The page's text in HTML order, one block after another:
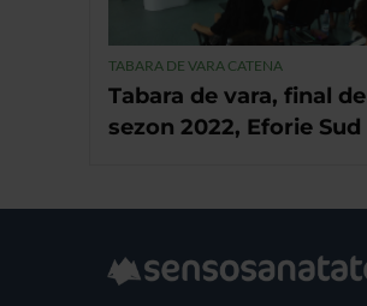
TABARA DE VARA CATENA
Tabara de vara, final de
sezon 2022, Eforie Sud